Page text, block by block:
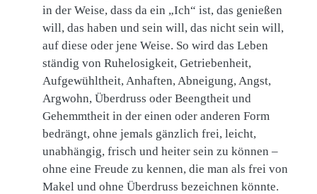
in der Weise, dass da ein „Ich“ ist, das genießen
will, das haben und sein will, das nicht sein will,
auf diese oder jene Weise. So wird das Leben
ständig von Ruhelosigkeit, Getriebenheit,
Aufgewühltheit, Anhaften, Abneigung, Angst,
Argwohn, Überdruss oder Beengtheit und
Gehemmtheit in der einen oder anderen Form
bedrängt, ohne jemals gänzlich frei, leicht,
unabhängig, frisch und heiter sein zu können –
ohne eine Freude zu kennen, die man als frei von
Makel und ohne Überdruss bezeichnen könnte.